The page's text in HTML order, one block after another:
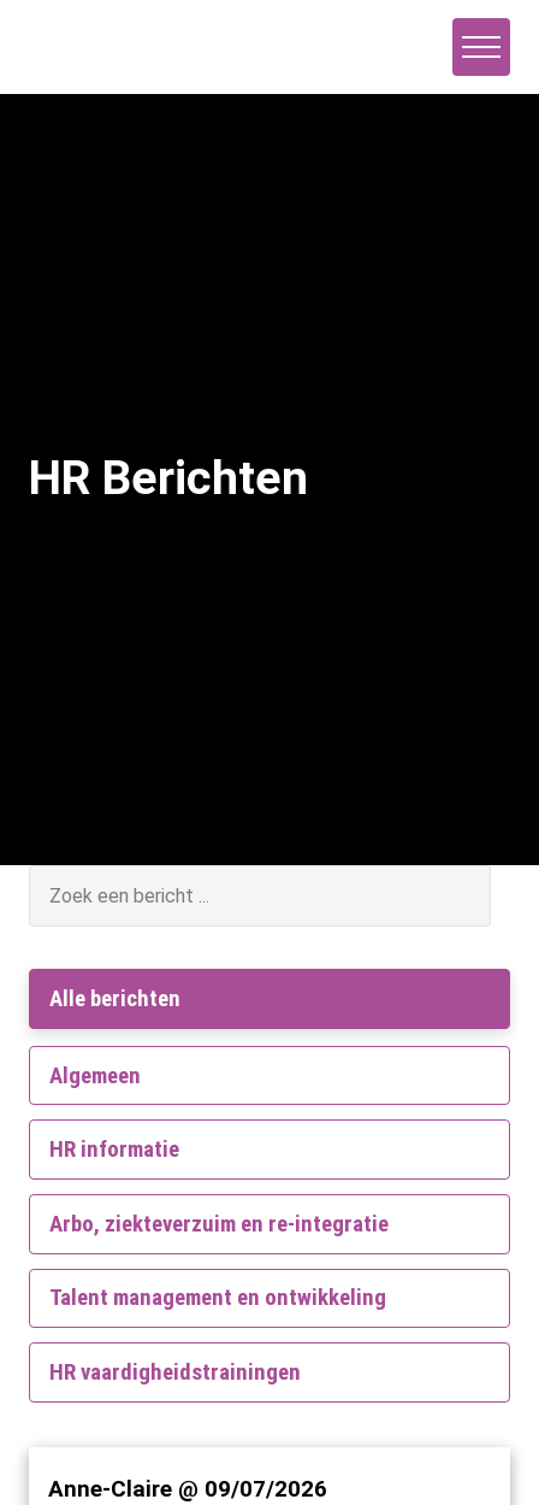
HR Berichten
Alle berichten
Algemeen
HR informatie
Arbo, ziekteverzuim en re-integratie
Talent management en ontwikkeling
HR vaardigheidstrainingen
Anne-Claire @ 09/07/2026